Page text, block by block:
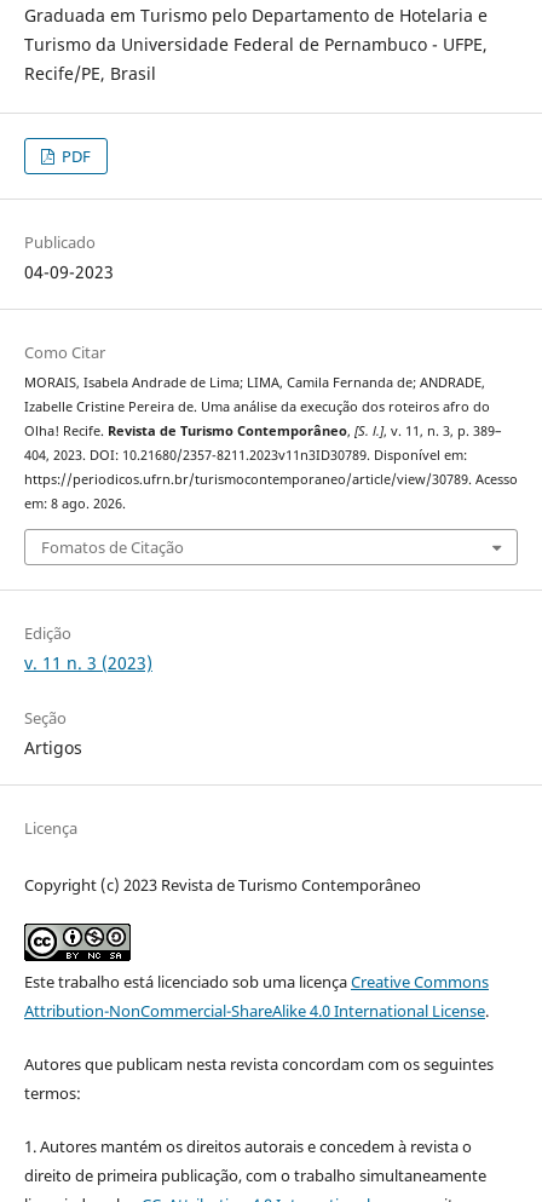
Graduada em Turismo pelo Departamento de Hotelaria e
Turismo da Universidade Federal de Pernambuco - UFPE,
Recife/PE, Brasil
PDF
Publicado
04-09-2023
Como Citar
MORAIS, Isabela Andrade de Lima; LIMA, Camila Fernanda de; ANDRADE,
Izabelle Cristine Pereira de. Uma análise da execução dos roteiros afro do
Olha! Recife. Revista de Turismo Contemporâneo, [S. l.], v. 11, n. 3, p. 389–
404, 2023. DOI: 10.21680/2357-8211.2023v11n3ID30789. Disponível em:
https://periodicos.ufrn.br/turismocontemporaneo/article/view/30789. Acesso
em: 8 ago. 2026.
Fomatos de Citação
Edição
v. 11 n. 3 (2023)
Seção
Artigos
Licença
Copyright (c) 2023 Revista de Turismo Contemporâneo
Este trabalho está licenciado sob uma licençaCreative Commons
Attribution-NonCommercial-ShareAlike 4.0 International License.
Autores que publicam nesta revista concordam com os seguintes
termos:
1. Autores mantém os direitos autorais e concedem à revista o
direito de primeira publicação, com o trabalho simultaneamente